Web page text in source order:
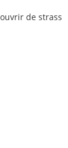
de strass